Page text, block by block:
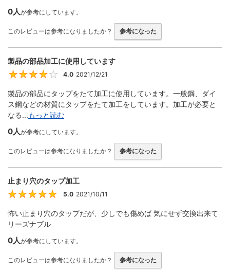
0人が参考にしています。
このレビューは参考になりましたか？ 参考になった
製品の部品加工に使用しています
4.0 2021/12/21
製品の部品にタップをたて加工に使用しています。一般鋼、ダイ
ス鋼などの材質にタップをたて加工をしています。加工が必要と
なる...もっと読む
0人が参考にしています。
このレビューは参考になりましたか？ 参考になった
止まり穴のタップ加工
5.0 2021/10/11
怖い止まり穴のタップだが、少しでも傷めば 気にせず交換出来て
リーズナブル
0人が参考にしています。
このレビューは参考になりましたか？ 参考になった